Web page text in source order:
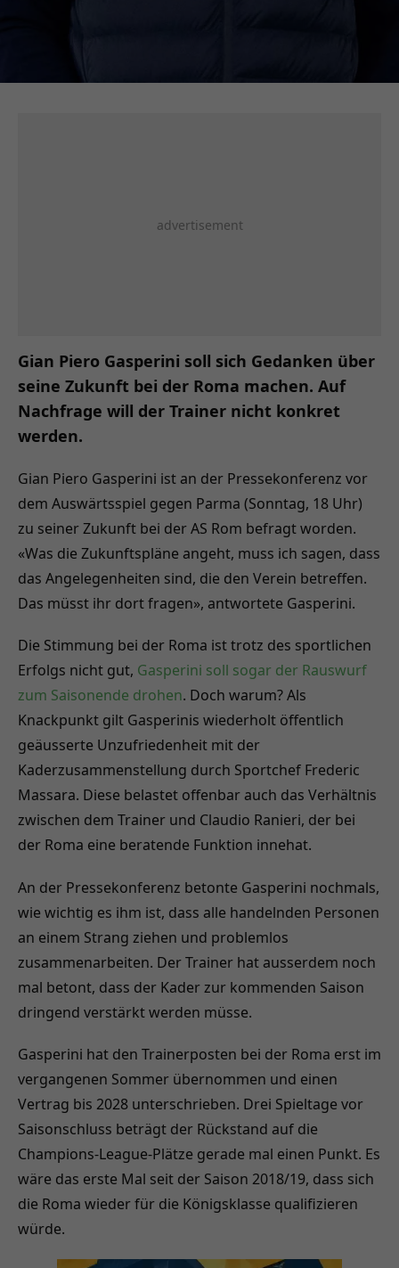
Gian Piero Gasperini soll sich Gedanken über
seine Zukunft bei der Roma machen. Auf
Nachfrage will der Trainer nicht konkret
werden.
Gian Piero Gasperini ist an der Pressekonferenz vor
dem Auswärtsspiel gegen Parma (Sonntag, 18 Uhr)
zu seiner Zukunft bei der AS Rom befragt worden.
«Was die Zukunftspläne angeht, muss ich sagen, dass
das Angelegenheiten sind, die den Verein betreffen.
Das müsst ihr dort fragen», antwortete Gasperini.
Die Stimmung bei der Roma ist trotz des sportlichen
Erfolgs nicht gut, Gasperini soll sogar der Rauswurf
zum Saisonende drohen. Doch warum? Als
Knackpunkt gilt Gasperinis wiederholt öffentlich
geäusserte Unzufriedenheit mit der
Kaderzusammenstellung durch Sportchef Frederic
Massara. Diese belastet offenbar auch das Verhältnis
zwischen dem Trainer und Claudio Ranieri, der bei
der Roma eine beratende Funktion innehat.
An der Pressekonferenz betonte Gasperini nochmals,
wie wichtig es ihm ist, dass alle handelnden Personen
an einem Strang ziehen und problemlos
zusammenarbeiten. Der Trainer hat ausserdem noch
mal betont, dass der Kader zur kommenden Saison
dringend verstärkt werden müsse.
Gasperini hat den Trainerposten bei der Roma erst im
vergangenen Sommer übernommen und einen
Vertrag bis 2028 unterschrieben. Drei Spieltage vor
Saisonschluss beträgt der Rückstand auf die
Champions-League-Plätze gerade mal einen Punkt. Es
wäre das erste Mal seit der Saison 2018/19, dass sich
die Roma wieder für die Königsklasse qualifizieren
würde.